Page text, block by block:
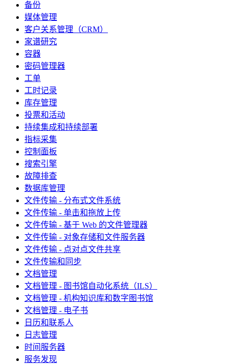
备份
媒体管理
客户关系管理（CRM）
家谱研究
容器
密码管理器
工单
工时记录
库存管理
投票和活动
持续集成和持续部署
指标采集
控制面板
搜索引擎
故障排查
数据库管理
文件传输 - 分布式文件系统
文件传输 - 单击和拖放上传
文件传输 - 基于 Web 的文件管理器
文件传输 - 对象存储和文件服务器
文件传输 - 点对点文件共享
文件传输和同步
文档管理
文档管理 - 图书馆自动化系统（ILS）
文档管理 - 机构知识库和数字图书馆
文档管理 - 电子书
日历和联系人
日志管理
时间服务器
服务发现